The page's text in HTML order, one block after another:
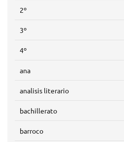
2º
3º
4º
ana
analisis literario
bachillerato
barroco